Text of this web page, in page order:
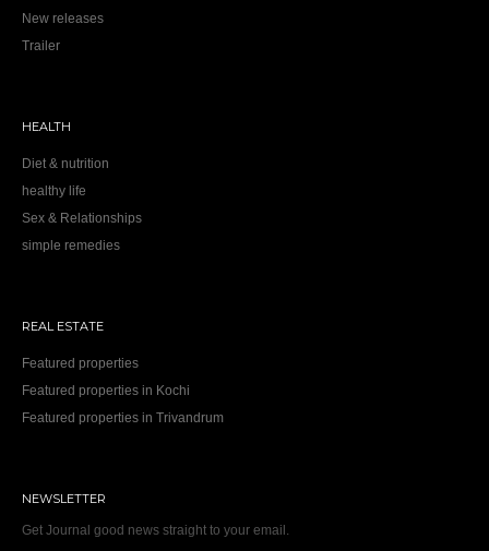
New releases
Trailer
HEALTH
Diet & nutrition
healthy life
Sex & Relationships
simple remedies
REAL ESTATE
Featured properties
Featured properties in Kochi
Featured properties in Trivandrum
NEWSLETTER
Get Journal good news straight to your email.